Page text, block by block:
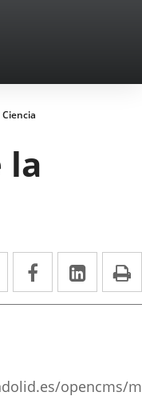
la
Twitter
Enlace
externa.
Facebook
Enlace
a
Enlace
a
opencms/